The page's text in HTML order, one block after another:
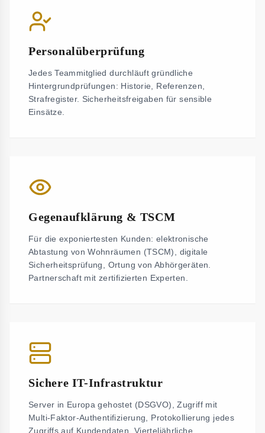
Personalüberprüfung
Jedes Teammitglied durchläuft gründliche
Hintergrundprüfungen: Historie, Referenzen,
Strafregister. Sicherheitsfreigaben für sensible
Einsätze.
Gegenaufklärung & TSCM
Für die exponiertesten Kunden: elektronische
Abtastung von Wohnräumen (TSCM), digitale
Sicherheitsprüfung, Ortung von Abhörgeräten.
Partnerschaft mit zertifizierten Experten.
Sichere IT-Infrastruktur
Server in Europa gehostet (DSGVO), Zugriff mit
Multi-Faktor-Authentifizierung, Protokollierung jedes
Zugriffs auf Kundendaten. Vierteljährliche